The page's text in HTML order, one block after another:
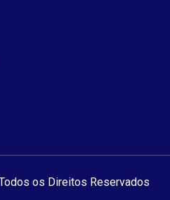
os Direitos Reservados